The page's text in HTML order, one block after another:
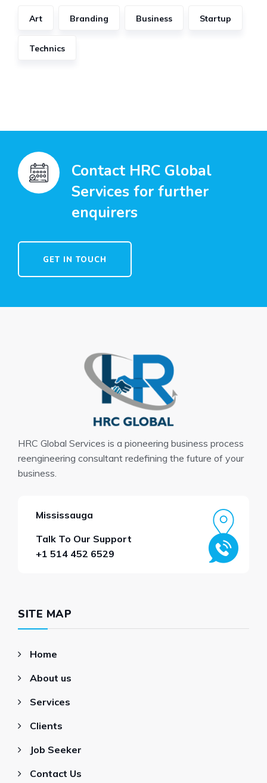
Art Branding Business Startup
Technics
Contact HRC Global
Services for further
enquirers
GET IN TOUCH
HRC Global Services is a pioneering business process
reengineering consultant redefining the future of your
business.
Mississauga
Talk To Our Support
+1 514 452 6529
SITE MAP
Home
About us
Services
Clients
Job Seeker
Contact Us